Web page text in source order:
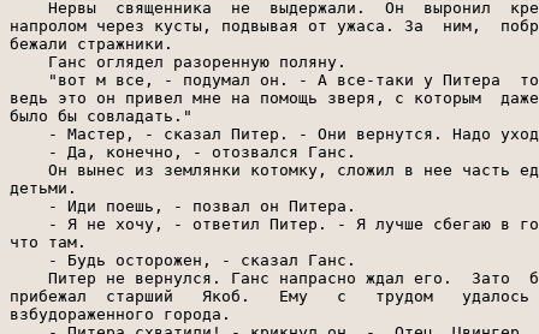
Нервы  священника  не  выдержали.  Он  выронил
напролом через кусты, подвывая от ужаса. За  ним,
бежали стражники.
    Ганс оглядел разоренную поляну.
"вот м все, - подумал он. - А все-таки у Питера
ведь это он привел мне на помощь зверя, с которым
было бы совладать."
- Мастер, - сказал Питер. - Они вернутся. Надо
    - Да, конечно, - отозвался Ганс.
Он вынес из землянки котомку, сложил в нее часть
детьми.
    - Иди поешь, - позвал он Питера.
- Я не хочу, - ответил Питер. - Я лучше сбегаю в
что там.
    - Будь осторожен, - сказал Ганс.
Питер не вернулся. Ганс напрасно ждал его.  Зато
прибежал  старший   Якоб.   Ему   с   трудом   удалось
взбудораженного города.